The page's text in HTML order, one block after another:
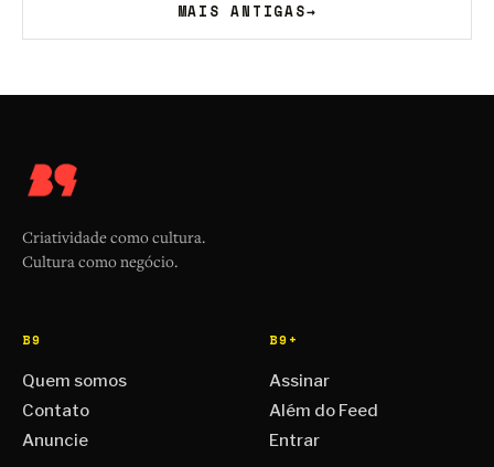
MAIS ANTIGAS→
Criatividade como cultura.
Cultura como negócio.
B9
Quem somos
Contato
Anuncie
B9+
Assinar
Além do Feed
Entrar